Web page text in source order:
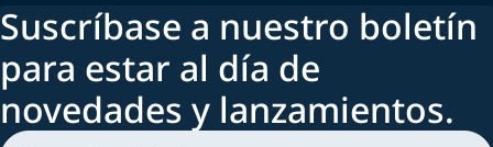
Suscríbase a nuestro boletín
para estar al día de
novedades y lanzamientos.